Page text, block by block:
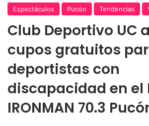
Espectáculos
Pucón Tendencias
Club Deportivo UC
cupos gratuitos
deportistas con
discapacidad en el
IRONMAN 70.3